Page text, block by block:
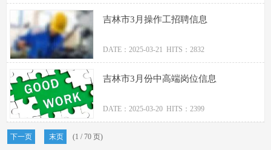
吉林市3月操作工招聘信息
DATE：2025-03-21 HITS：2832
吉林市3月份中高端岗位信息
DATE：2025-03-20 HITS：2399
下一页 末页 (1 / 70 页)